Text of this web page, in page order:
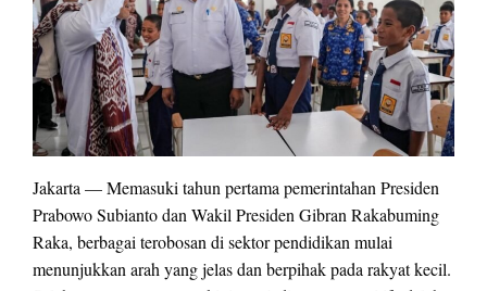
Jakarta — Memasuki tahun pertama pemerintahan Presiden
Prabowo Subianto dan Wakil Presiden Gibran Rakabuming
Raka, berbagai terobosan di sektor pendidikan mulai
menunjukkan arah yang jelas dan berpihak pada rakyat kecil.